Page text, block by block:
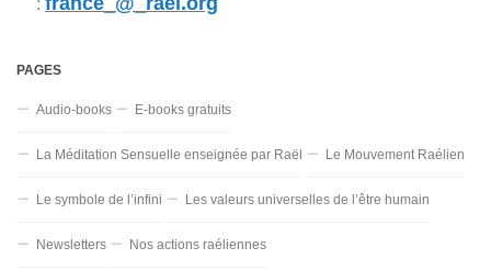
:
PAGES
Audio-books E-books gratuits
La Méditation Sensuelle enseignée par Raël Le Mouvement Raélien
Le symbole de l’infini Les valeurs universelles de l’être humain
Newsletters Nos actions raéliennes